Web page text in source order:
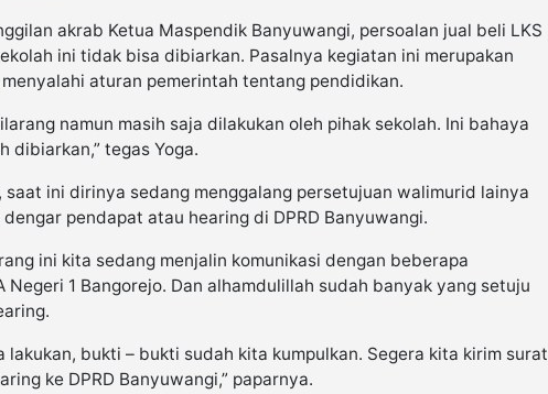
akrab Ketua Maspendik Banyuwangi, persoalan jual beli LKS
ini tidak bisa dibiarkan. Pasalnya kegiatan ini merupakan
aturan pemerintah tentang pendidikan.
namun masih saja dilakukan oleh pihak sekolah. Ini bahaya
dibiarkan,” tegas Yoga.
saat ini dirinya sedang menggalang persetujuan walimurid lainya
pendapat atau hearing di DPRD Banyuwangi.
ini kita sedang menjalin komunikasi dengan beberapa
Negeri 1 Bangorejo. Dan alhamdulillah sudah banyak yang setuju
lakukan, bukti – bukti sudah kita kumpulkan. Segera kita kirim surat
ke DPRD Banyuwangi,” paparnya.